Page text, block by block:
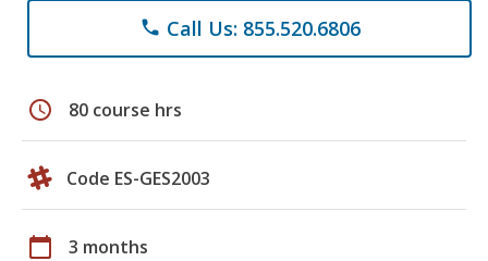
phone Call Us: 855.520.6806
schedule 80 course hrs
Code ES-GES2003
calendar_today 3 months